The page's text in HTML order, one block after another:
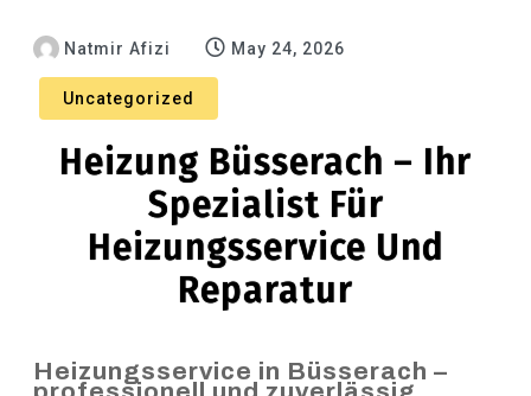
Natmir Afizi May 24, 2026
Uncategorized
Heizung Büsserach – Ihr
Spezialist Für
Heizungsservice Und
Reparatur
Heizungsservice in Büsserach –